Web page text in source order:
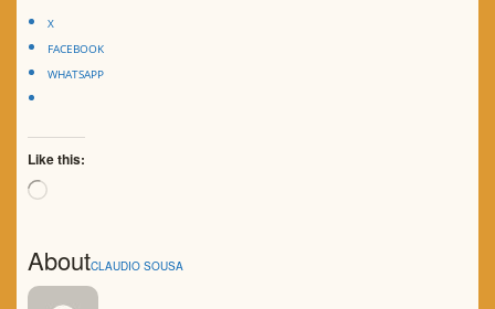
X
FACEBOOK
WHATSAPP
Like this:
Loading…
AboutCLAUDIO SOUSA